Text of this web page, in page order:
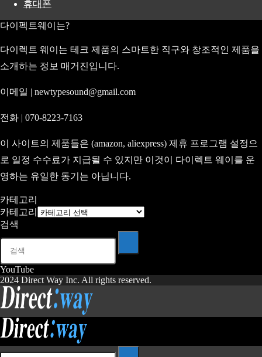
휴대폰
다이펙트웨이는?
다이렉트 웨이는 테크 제품의 스마트한 직구와 창조적인 제품을
소개하는 정보 매거진입니다.
이메일 | newtypesound@gmail.com
전화 | 070-8223-7163
이 사이트의 제품들은 (amazon, aliexpress) 제휴 프로그램 설정으
로 일정 수수료가 지급될 수 있지만 이것이 다이렉트 웨이를 운
영하는 유일한 동기는 아닙니다.
카테고리
카테고리
검색
YouTube
2024 Direct Way Inc. All rights reserved.